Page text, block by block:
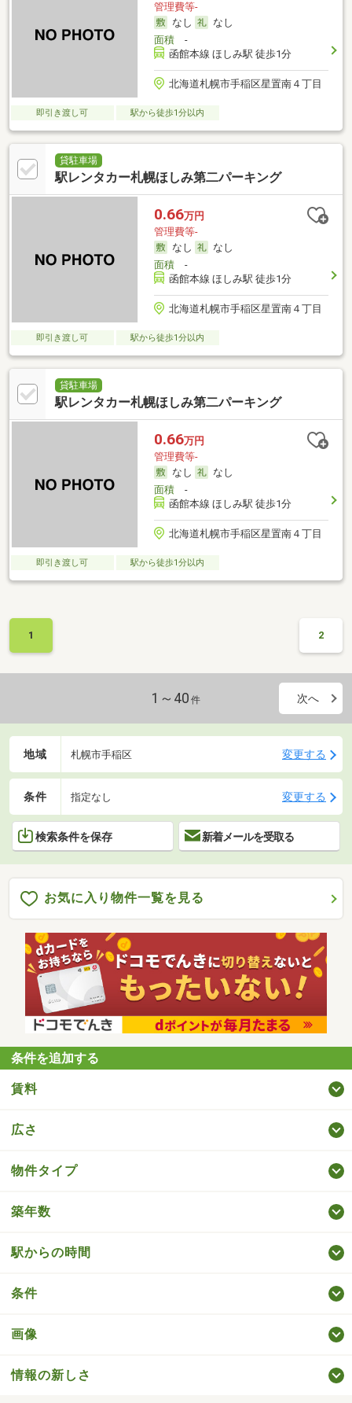
管理費等-
なし
なし
面積-
函館本線 ほしみ駅 徒歩1分
北海道札幌市手稲区星置南４丁目
即引き渡し可 駅から徒歩1分以内
貸駐車場
駅レンタカー札幌ほしみ第二パーキング
0.66万円
管理費等-
なし
なし
面積-
函館本線 ほしみ駅 徒歩1分
北海道札幌市手稲区星置南４丁目
即引き渡し可 駅から徒歩1分以内
貸駐車場
駅レンタカー札幌ほしみ第二パーキング
0.66万円
管理費等-
なし
なし
面積-
函館本線 ほしみ駅 徒歩1分
北海道札幌市手稲区星置南４丁目
即引き渡し可 駅から徒歩1分以内
1 2
1～40 件 次へ
地域 札幌市手稲区 変更する
条件 指定なし 変更する
検索条件を保存 新着メールを受取る
お気に入り物件一覧を見る
条件を追加する
賃料
広さ
物件タイプ
築年数
駅からの時間
条件
画像
情報の新しさ